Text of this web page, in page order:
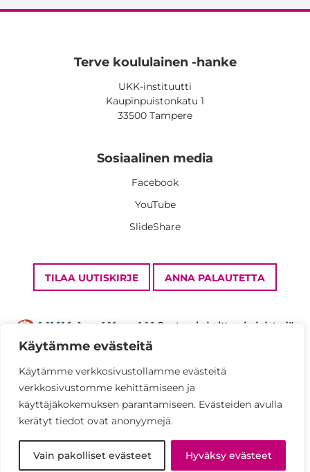
Käytämme evästeitä
Käytämme verkkosivustollamme evästeitä
verkkosivustomme kehittämiseen ja
käyttäjäkokemuksen parantamiseen. Evästeiden avulla
kerätyt tiedot ovat anonyymejä.
Vain pakolliset evästeet Hyväksy evästeet
Terve koululainen -hanke
UKK-instituutti
Kaupinpuistonkatu 1
33500 Tampere
Sosiaalinen media
Facebook
YouTube
SlideShare
TILAA UUTISKIRJE ANNA PALAUTETTA
Tietosuojaseloste
Saavutettavuusseloste
© UKK-instituutti 2026
Kaikki oikeudet pidätetään.